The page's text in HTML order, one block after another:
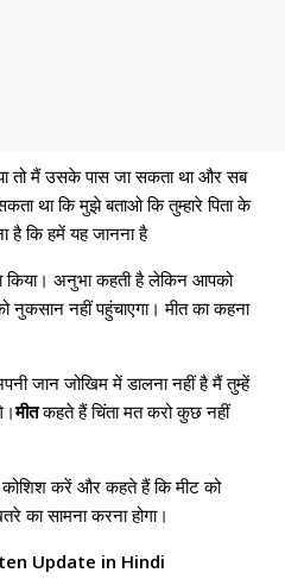
तो मैं उसके पास जा सकता था और सब
था कि मुझे बताओ कि तुम्हारे पिता के
है कि हमें यह जानना है
अनुभा कहती है लेकिन आपको
नुकसान नहीं पहुंचाएगा। मीत का कहना
जान जोखिम में डालना नहीं है मैं तुम्हें
मीतकहते हैं चिंता मत करो कुछ नहीं
करें और कहते हैं कि मीट को
का सामना करना होगा।
Update in Hindi